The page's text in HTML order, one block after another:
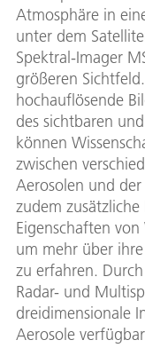
Atmosphäre in
unter dem
Spektral-Imager
größeren
hochauflösende
des sichtbaren
können
zwischen
Aerosolen und
zudem
Eigenschaften
um mehr über
zu erfahren.
Radar- und
dreidimensionale
Aerosole